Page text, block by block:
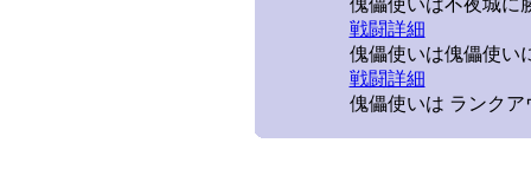
戦闘詳細
傀儡使いは傀儡使い
戦闘詳細
傀儡使いは ランク